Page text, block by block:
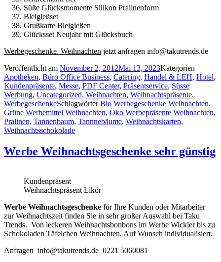
Süße Glücksmomente Silikon Pralinenform
Bleigießset
Grußkarte Bleigießen
Glücksset Neujahr mit Glücksbuch
Werbegeschenke Weihnachten jetzt anfragen info@takutrends.de
Veröffentlicht am November 2, 2012Mai 13, 2023Kategorien
Apotheken, Büro Office Business, Catering, Handel & LEH, Hotel,
Kundenpräsente, Messe, PDF Center, Präsentservice, Süsse
Werbung, Uncategorized, Weihnachten, Weihnachtspräsente,
WerbegeschenkeSchlagwörterBio Werbegeschenke Weihnachten,
Grüne Werbemittel Weihnachten, Öko Werbepräsente Weihnachten,
Pralinen, Tannenbaum, Tannnebäume, Weihnachtskarten,
Weihnachtsschokolade
Werbe Weihnachtsgeschenke sehr günstig
Kundenpräsent
Weihnachtspräsent Likör
Werbe Weihnachtsgeschenke für Ihre Kunden oder Mitarbeiter
zur Weihnachtszeit finden Sie in sehr großer Auswahl bei Taku
Trends. Von leckeren Weihnachtsbonbons im Werbe Wickler bis zu
Schokoladen Täfelchen Weihnachten. Auf Wunsch individualisiert.
Anfragen info@takutrends.de 0221 5060081